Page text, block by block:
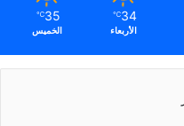
34
℃
الأربعاء
35
℃
الخميس